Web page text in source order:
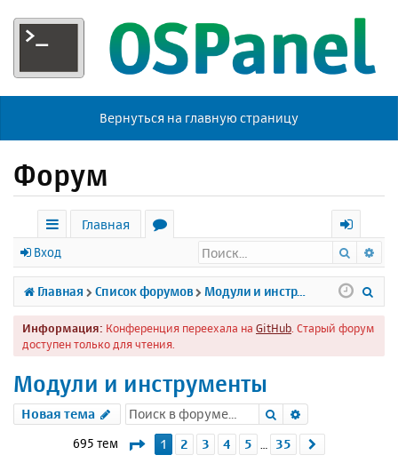
Вернуться на главную страницу
Форум
с
ы
л
к
Главная
р
у
м
х
о
д
Вход Поиск
Главная Список форумов Модули и инструменты
Информация: Конференция переехала на GitHub . Старый форум
доступен только для чтения.
Модули и инструменты
Новая тема Поиск
695 тем Страница1 из 35
1 2 3 4 5 35